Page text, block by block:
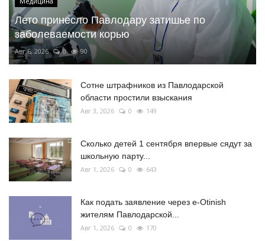
Лето принесло Павлодару затишье по
заболеваемости корью
Авг 6, 2026 0 90
Сотне штрафников из Павлодарской
области простили взыскания
Авг 3, 2026 0 149
Сколько детей 1 сентября впервые сядут за
школьную парту...
Авг 1, 2026 0 643
Как подать заявление через e-Otinish
жителям Павлодарской...
Авг 1, 2026 0 170